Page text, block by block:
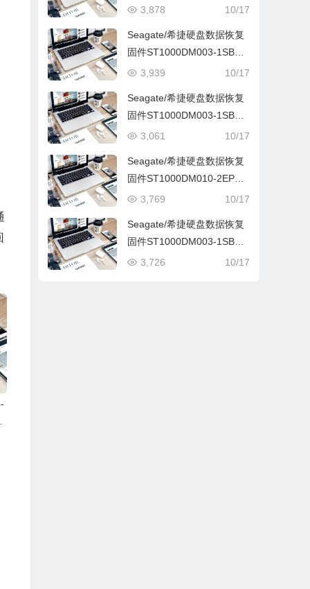
C-CC41-W9A08VLB
10/17
3,878
Seagate/希捷硬盘数据恢复
固件ST1000DM003-1SB10
C-CC43-Z9A0QHAJ
10/17
3,939
Seagate/希捷硬盘数据恢复
固件ST1000DM003-1SB10
2-CC62-Z9A62V9N
10/17
3,061
Seagate/希捷硬盘数据恢复
固件ST1000DM010-2EP10
2-CC43-Z9A9FVKE
10/17
3,769
Seagate/希捷硬盘数据恢复
固件ST1000DM003-1SB10
2-CC43-W9A4CBPN
10/17
3,726